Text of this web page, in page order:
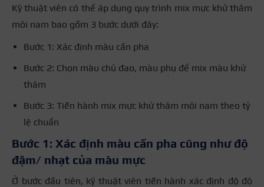
Kỹ thuật viên có thể áp dụng quy trình mix mực khử thâm
môi nam bao gồm 3 bước dưới đây:
Bước 1: Xác định màu cần pha
Bước 2: Chọn màu chủ đạo, màu phụ để mix màu khử
thâm
Bước 3: Tiến hành mix mực khử thâm môi nam theo tỷ
lệ chuẩn
Bước 1: Xác định màu cần pha cũng như độ
đậm/ nhạt của màu mực
Ở bước đầu tiên, kỹ thuật viên tiến hành xác định độ độ